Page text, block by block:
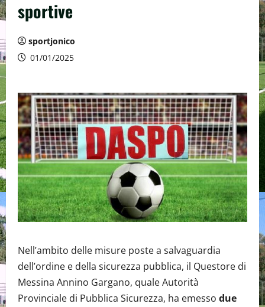
sportive
sportjonico
01/01/2025
Nell’ambito delle misure poste a salvaguardia
dell’ordine e della sicurezza pubblica, il Questore di
Messina Annino Gargano, quale Autorità
Provinciale di Pubblica Sicurezza, ha emesso due